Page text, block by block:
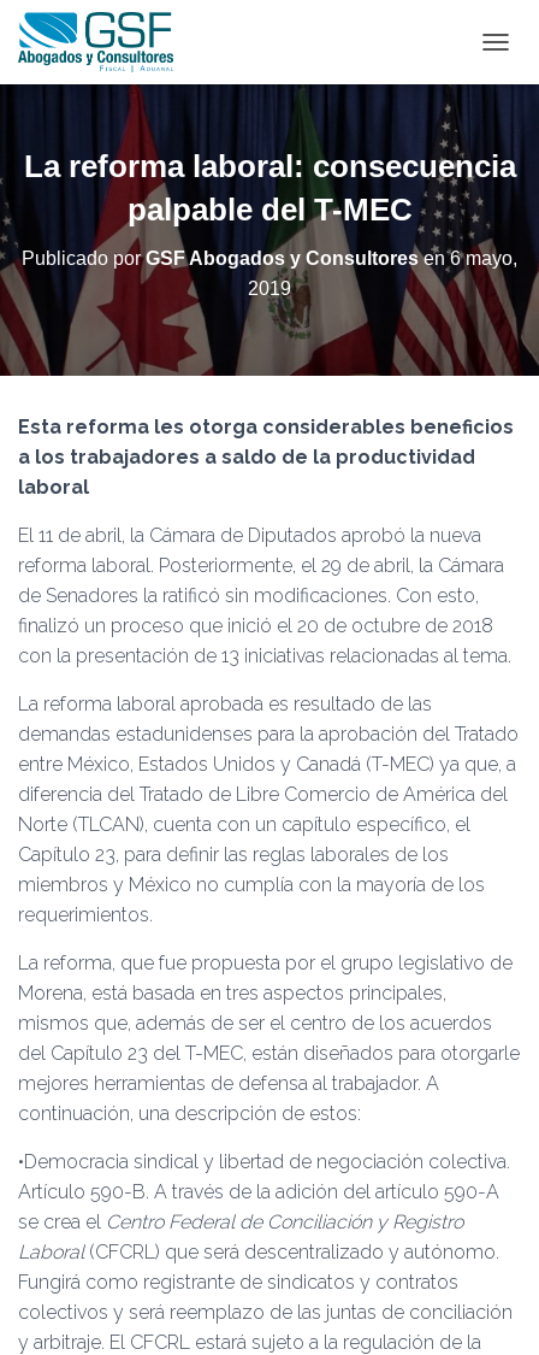
A
I
A
O
D
O
D
E
N
A
E
N
La reforma laboral: consecuencia
palpable del T-MEC
Publicado porGSF Abogados y Consultoresen6 mayo,
2019
Esta reforma les otorga considerables beneficios
a los trabajadores a saldo de la productividad
laboral
El 11 de abril, la Cámara de Diputados aprobó la nueva
reforma laboral. Posteriormente, el 29 de abril, la Cámara
de Senadores la ratificó sin modificaciones. Con esto,
finalizó un proceso que inició el 20 de octubre de 2018
con la presentación de 13 iniciativas relacionadas al tema.
La reforma laboral aprobada es resultado de las
demandas estadunidenses para la aprobación del Tratado
entre México, Estados Unidos y Canadá (T-MEC) ya que, a
diferencia del Tratado de Libre Comercio de América del
Norte (TLCAN), cuenta con un capítulo específico, el
Capítulo 23, para definir las reglas laborales de los
miembros y México no cumplía con la mayoría de los
requerimientos.
La reforma, que fue propuesta por el grupo legislativo de
Morena, está basada en tres aspectos principales,
mismos que, además de ser el centro de los acuerdos
del Capítulo 23 del T-MEC, están diseñados para otorgarle
mejores herramientas de defensa al trabajador. A
continuación, una descripción de estos:
•Democracia sindical y libertad de negociación colectiva.
Artículo 590-B. A través de la adición del artículo 590-A
se crea el Centro Federal de Conciliación y Registro
Laboral (CFCRL) que será descentralizado y autónomo.
Fungirá como registrante de sindicatos y contratos
colectivos y será reemplazo de las juntas de conciliación
y arbitraje. El CFCRL estará sujeto a la regulación de la